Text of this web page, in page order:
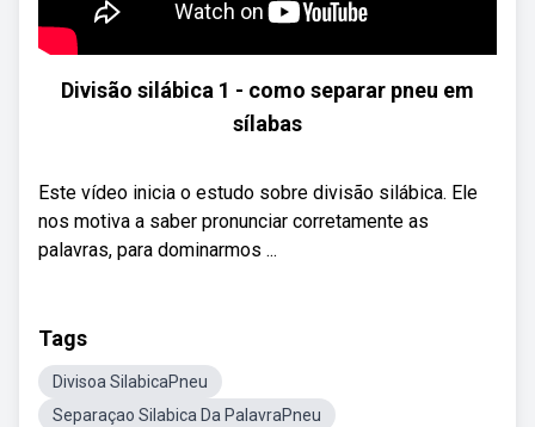
Divisão silábica 1 - como separar pneu em
sílabas
Este vídeo inicia o estudo sobre divisão silábica. Ele
nos motiva a saber pronunciar corretamente as
palavras, para dominarmos ...
Tags
Divisoa SilabicaPneu
Separaçao Silabica Da PalavraPneu